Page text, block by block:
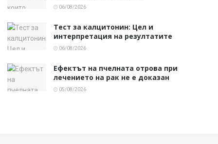
06/08/2026
Тест за калцитонин: Цел и
интерпретация на резултатите
06/08/2026
Ефектът на пчелната отрова при
лечението на рак не е доказан
05/08/2026